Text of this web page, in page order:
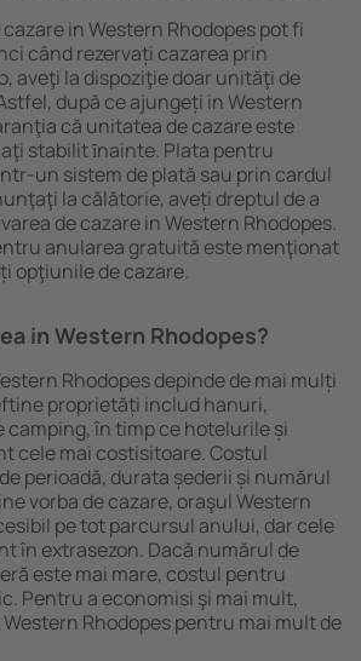
in Western Rhodopes pot fi
când rezervați cazarea prin
aveţi la dispoziţie doar unităţi de
după ce ajungeți in Western
că unitatea de cazare este
stabilit ȋnainte. Plata pentru
un sistem de plată sau prin cardul
la călătorie, aveți dreptul de a
de cazare in Western Rhodopes.
anularea gratuită este menţionat
opţiunile de cazare.
in Western Rhodopes?
Rhodopes depinde de mai mulți
proprietăți includ hanuri,
camping, în timp ce hotelurile și
cele mai costisitoare. Costul
perioadă, durata șederii și numărul
vorba de cazare, oraşul Western
pe tot parcursul anului, dar cele
în extrasezon. Dacă numărul de
este mai mare, costul pentru
Pentru a economisi şi mai mult,
Rhodopes pentru mai mult de